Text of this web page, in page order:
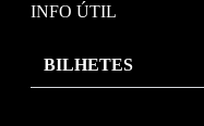
INFO ÚTIL
BILHETES